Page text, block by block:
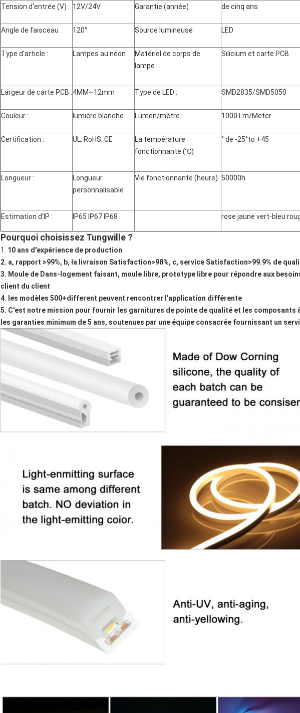
Tension d'entrée (V) : 12V/24V Garantie (année) : de cinq ans
Angle de faisceau : 120° Source lumineuse : LED
Type d'article : Lampes au néon
Matériel de corps de
lampe :
Silicium et carte PCB
Largeur de carte PCB :4MM~12mm Type de LED : SMD2835/SMD5050
Couleur : lumière blanche Lumen/mètre 1000 Lm/Meter
Certification : UL, RoHS, CE
La température
fonctionnante (℃) :
° de -25°to +45
Longueur :
Longueur
personnalisable
Vie fonctionnante (heure) :50000h
Estimation d'IP : IP65 IP67 IP68 rose jaune vert-bleu
Pourquoi choisissez Tungwille ?
1. 10 ans d'expérience de production
2. a, rapport >99%, b, la livraison Satisfaction>98%, c, service Satisfaction>99.9% de
3. Moule de Dans-logement faisant, moule libre, prototype libre pour répondre aux
client du client
4. les modèles 500+different peuvent rencontrer l'application différente
5. C'est notre mission pour fournir les garnitures de pointe de qualité et les composants
les garanties minimum de 5 ans, soutenues par une équipe consacrée fournissant un